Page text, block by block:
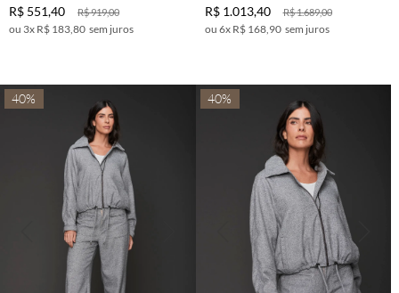
R$919,00
R$ 551,40
3x R$ 183,80 sem juros
R$1.689,00
R$ 1.013,40
6x R$ 168,90 sem juros
40% 40%